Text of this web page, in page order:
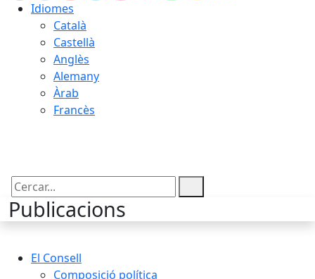
Idiomes
Català
Castellà
Anglès
Alemany
Àrab
Francès
Cercar:
Publicacions
El Consell
Composició política